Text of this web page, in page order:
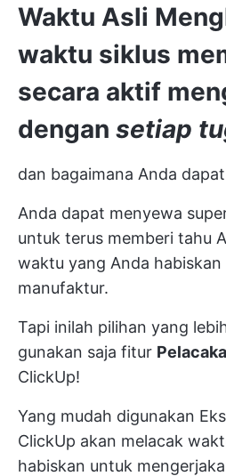
Waktu Asli
waktu siklus
secara aktif
dengan setiap
dan bagaimana Anda
Anda dapat menyewa
untuk terus memberi tahu
waktu yang Anda
manufaktur.
Tapi inilah pilihan yang
gunakan saja fitur
ClickUp!
Yang mudah digunakan
ClickUp akan melacak
habiskan untuk